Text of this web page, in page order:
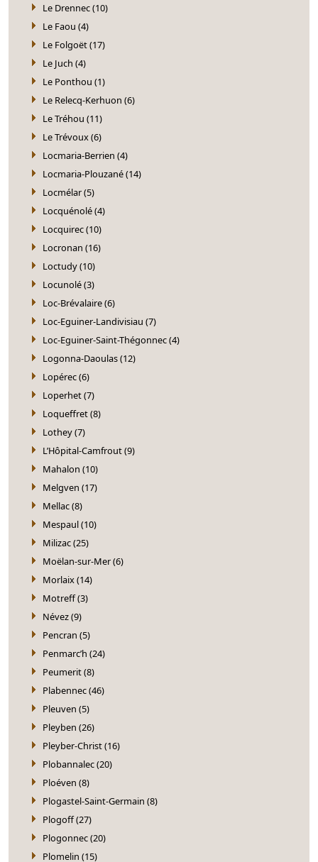
Le Drennec (10)
Le Faou (4)
Le Folgoët (17)
Le Juch (4)
Le Ponthou (1)
Le Relecq-Kerhuon (6)
Le Tréhou (11)
Le Trévoux (6)
Locmaria-Berrien (4)
Locmaria-Plouzané (14)
Locmélar (5)
Locquénolé (4)
Locquirec (10)
Locronan (16)
Loctudy (10)
Locunolé (3)
Loc-Brévalaire (6)
Loc-Eguiner-Landivisiau (7)
Loc-Eguiner-Saint-Thégonnec (4)
Logonna-Daoulas (12)
Lopérec (6)
Loperhet (7)
Loqueffret (8)
Lothey (7)
L’Hôpital-Camfrout (9)
Mahalon (10)
Melgven (17)
Mellac (8)
Mespaul (10)
Milizac (25)
Moëlan-sur-Mer (6)
Morlaix (14)
Motreff (3)
Névez (9)
Pencran (5)
Penmarc’h (24)
Peumerit (8)
Plabennec (46)
Pleuven (5)
Pleyben (26)
Pleyber-Christ (16)
Plobannalec (20)
Ploéven (8)
Plogastel-Saint-Germain (8)
Plogoff (27)
Plogonnec (20)
Plomelin (15)